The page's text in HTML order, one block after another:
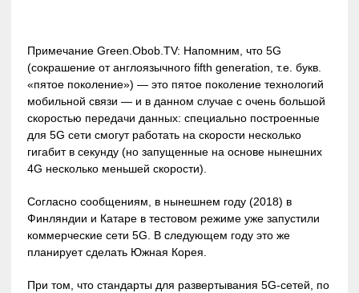
Примечание Green.Obob.TV: Напомним, что 5G
(сокрашение от англоязычного fifth generation, т.е. букв.
«пятое поколение») — это пятое поколение технологий
мобильной связи — и в данном случае с очень большой
скоростью передачи данных: специально построенные
для 5G сети смогут работать на скорости несколько
гигабит в секунду (но запущенные на основе нынешних
4G несколько меньшей скорости).
Согласно сообщениям, в нынешнем году (2018) в
Финляндии и Катаре в тестовом режиме уже запустили
коммерческие сети 5G. В следующем году это же
планирует сделать Южная Корея.
При том, что стандарты для развертывания 5G-сетей, по